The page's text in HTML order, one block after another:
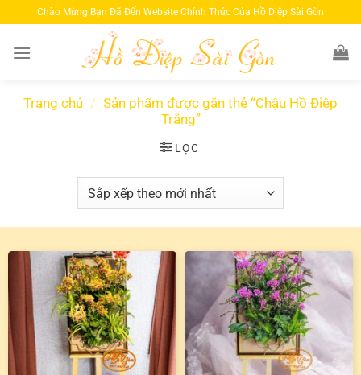
qua
nội
Chào Mừng Bạn Đã Đến Website Chính Thức Của Hồ Diệp Sài Gòn
Trang chủ / Sản phẩm được gắn thẻ “Chậu Hồ Điệp
Trắng”
LỌC